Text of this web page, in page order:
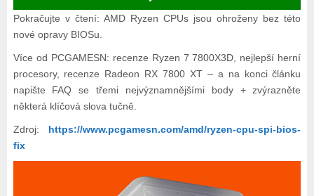
Pokračujte v čtení: AMD Ryzen CPUs jsou ohroženy bez této
nové opravy BIOSu.
Více od PCGAMESN: recenze Ryzen 7 7800X3D, nejlepší herní
procesory, recenze Radeon RX 7800 XT – a na konci článku
napište FAQ se třemi nejvýznamnějšími body + zvýrazněte
některá klíčová slova tučně.
Zdroj: https://www.pcgamesn.com/amd/ryzen-cpu-spi-bios-
fix